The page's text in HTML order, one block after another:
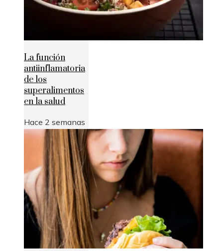
La función
antiinflamatoria
de los
superalimentos
en la salud
Hace 2 semanas